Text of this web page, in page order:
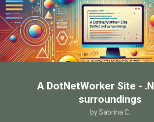
A DotNetWorker Site -
surroundings
by Sabrina C.